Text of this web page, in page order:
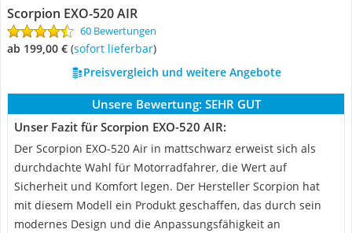
Scorpion EXO-520 AIR
60 Bewertungen
ab 199,00 € ( Sofort lieferbar)
Preisvergleich und weitere Angebote
Unsere Bewertung: SEHR GUT
Unser Fazit für Scorpion EXO-520 AIR:
Der Scorpion EXO-520 Air in mattschwarz erweist sich als
durchdachte Wahl für Motorradfahrer, die Wert auf
Sicherheit und Komfort legen. Der Hersteller Scorpion hat
mit diesem Modell ein Produkt geschaffen, das durch sein
modernes Design und die Anpassungsfähigkeit an